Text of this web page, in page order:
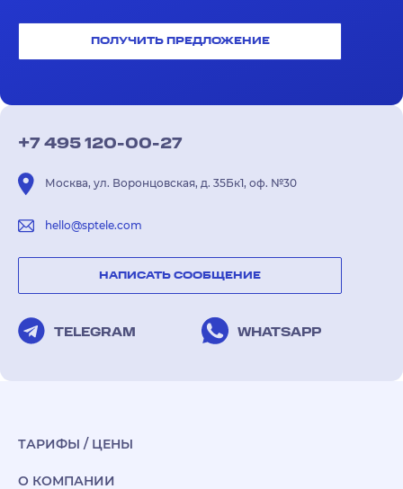
ПОЛУЧИТЬ ПРЕДЛОЖЕНИЕ
+7 495 120-00-27
Москва, ул. Воронцовская, д. 35Бк1, оф. №30
hello@sptele.com
НАПИСАТЬ СООБЩЕНИЕ
TELEGRAM WHATSAPP
ТАРИФЫ / ЦЕНЫ
О КОМПАНИИ